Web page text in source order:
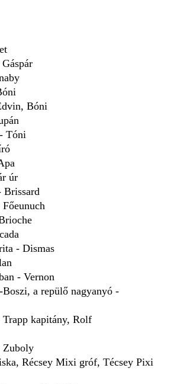
Bóni
Tóni
úr
Brissard
- Dismas
- Vernon
a repülő nagyanyó -
kapitány, Rolf
Zuboly
Récsey Mixi gróf, Técsey Pixi